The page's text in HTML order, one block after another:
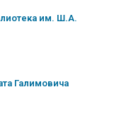
им. Ш.А.
Галимовича